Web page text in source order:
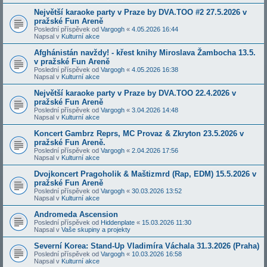
Největší karaoke party v Praze by DVA.TOO #2 27.5.2026 v
pražské Fun Areně
Poslední příspěvek od Vargogh « 4.05.2026 16:44
Napsal v Kulturní akce
Afghánistán navždy! - křest knihy Miroslava Žambocha 13.5.
v pražské Fun Areně
Poslední příspěvek od Vargogh « 4.05.2026 16:38
Napsal v Kulturní akce
Největší karaoke party v Praze by DVA.TOO 22.4.2026 v
pražské Fun Areně
Poslední příspěvek od Vargogh « 3.04.2026 14:48
Napsal v Kulturní akce
Koncert Gambrz Reprs, MC Provaz & Zkryton 23.5.2026 v
pražské Fun Areně.
Poslední příspěvek od Vargogh « 2.04.2026 17:56
Napsal v Kulturní akce
Dvojkoncert Pragoholik & Maštizmrd (Rap, EDM) 15.5.2026 v
pražské Fun Areně
Poslední příspěvek od Vargogh « 30.03.2026 13:52
Napsal v Kulturní akce
Andromeda Ascension
Poslední příspěvek od Hiddenplate « 15.03.2026 11:30
Napsal v Vaše skupiny a projekty
Severní Korea: Stand-Up Vladimíra Váchala 31.3.2026 (Praha)
Poslední příspěvek od Vargogh « 10.03.2026 16:58
Napsal v Kulturní akce